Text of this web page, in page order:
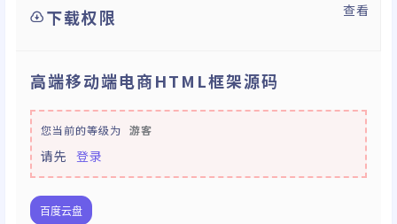
下载权限 查看
高端移动端电商HTML框架源码
您当前的等级为 游客
请先 登录
百度云盘